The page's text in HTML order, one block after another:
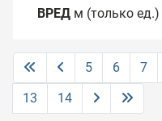
ВРЕД м (только ед.)
5 6 7
13
14